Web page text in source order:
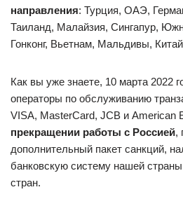
направления: Турция, ОАЭ,
Таиланд, Малайзия, Сингапур,
Гонконг, Вьетнам, Мальдивы,
Как вы уже знаете, 10 марта 2022
операторы по обслуживанию
VISA, MasterCard, JCB и American
прекращении работы с Россией,
дополнительный пакет санкций,
банковскую систему нашей
стран.